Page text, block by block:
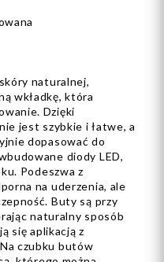
naturalnej,
wkładkę, która
Dzięki
jest szybkie i łatwe, a
dopasować do
diody LED,
Podeszwa z
na uderzenia, ale
Buty są przy
naturalny sposób
się aplikacją z
czubku butów